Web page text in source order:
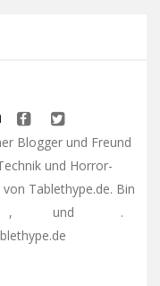
Blogger und Freund
und Horror-
Tablethype.de. Bin
, und
.